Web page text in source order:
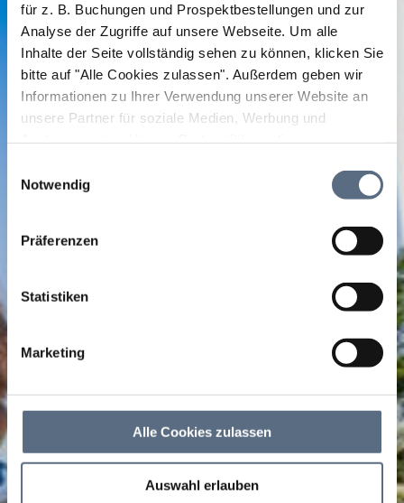
für z. B. Buchungen und Prospektbestellungen und zur
Analyse der Zugriffe auf unsere Webseite. Um alle
Inhalte der Seite vollständig sehen zu können, klicken Sie
bitte auf "Alle Cookies zulassen". Außerdem geben wir
Informationen zu Ihrer Verwendung unserer Website an
unsere Partner für soziale Medien, Werbung und
zusammen, die Sie ihnen bereitgestellt haben oder die
sie im Rahmen Ihrer Nutzung der Dienste gesammelt
Notwendig
Präferenzen
Statistiken
Marketing
Alle Cookies zulassen
Auswahl erlauben